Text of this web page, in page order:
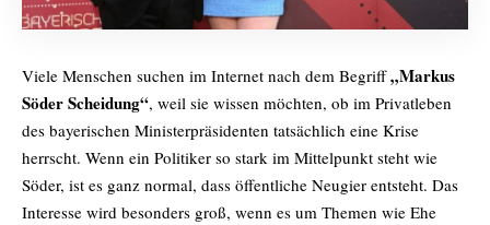
Viele Menschen suchen im Internet nach dem Begriff„Markus
Söder Scheidung“, weil sie wissen möchten, ob im Privatleben
des bayerischen Ministerpräsidenten tatsächlich eine Krise
herrscht. Wenn ein Politiker so stark im Mittelpunkt steht wie
Söder, ist es ganz normal, dass öffentliche Neugier entsteht. Das
Interesse wird besonders groß, wenn es um Themen wie Ehe